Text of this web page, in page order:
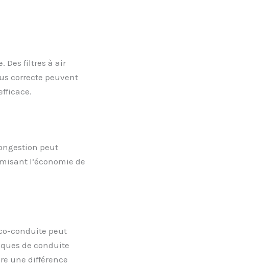
Des filtres à air
correcte peuvent
peut
l’économie de
conduite peut
de conduite
une différence